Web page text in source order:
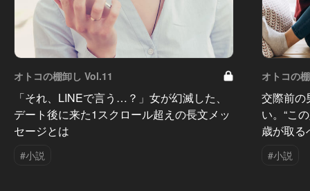
オトコの棚卸し Vol.11
「それ、LINEで言う…？」女が幻滅した、
デート後に来た1スクロール超えの長文メッ
セージとは
#小説
オトコの
交際前の
い。“こ
歳が取る
#小説